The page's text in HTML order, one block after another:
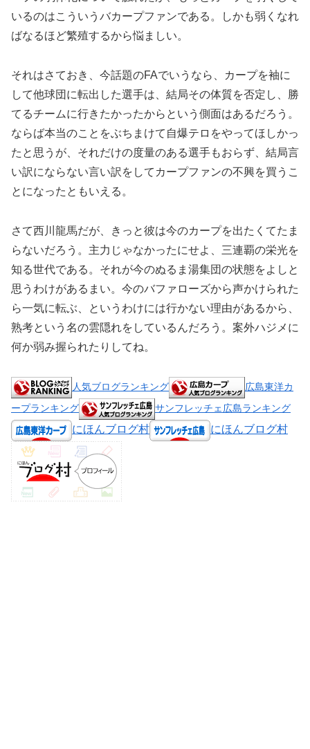
いるのはこういうバカープファンである。しかも弱くなれ
ばなるほど繁殖するから悩ましい。
それはさておき、今話題のFAでいうなら、カープを袖に
して他球団に転出した選手は、結局その体質を否定し、勝
てるチームに行きたかったからという側面はあるだろう。
ならば本当のことをぶちまけて自爆テロをやってほしかっ
たと思うが、それだけの度量のある選手もおらず、結局言
い訳にならない言い訳をしてカープファンの不興を買うこ
とになったともいえる。
さて西川龍馬だが、きっと彼は今のカープを出たくてたま
らないだろう。主力じゃなかったにせよ、三連覇の栄光を
知る世代である。それが今のぬるま湯集団の状態をよしと
思うわけがあるまい。今のバファローズから声かけられた
ら一気に転ぶ、というわけには行かない理由があるから、
熟考という名の雲隠れをしているんだろう。案外ハジメに
何か弱み握られたりしてね。
人気ブログランキング
広島東洋カ
ープランキング
サンフレッチェ広島ランキング
にほんブログ村 にほんブログ村